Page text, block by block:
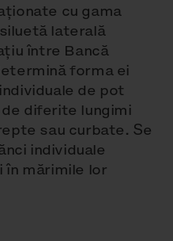
cu gama
laterală
între Bancă
forma ei
de pot
diferite lungimi
sau curbate. Se
individuale
în mărimile lor